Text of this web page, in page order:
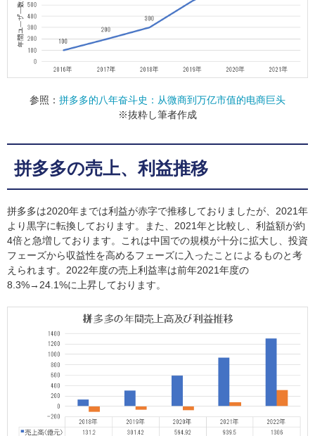
参照： 拼多多的八年奋斗史：从微商到万亿市值的电商巨头
※抜粋し筆者作成
拼多多の売上、利益推移
拼多多は2020年までは利益が赤字で推移しておりましたが、2021年
より黒字に転換しております。また、2021年と比較し、利益額が約
4倍と急増しております。これは中国での規模が十分に拡大し、投資
フェーズから収益性を高めるフェーズに入ったことによるものと考
えられます。2022年度の売上利益率は前年2021年度の
8.3%→24.1%に上昇しております。